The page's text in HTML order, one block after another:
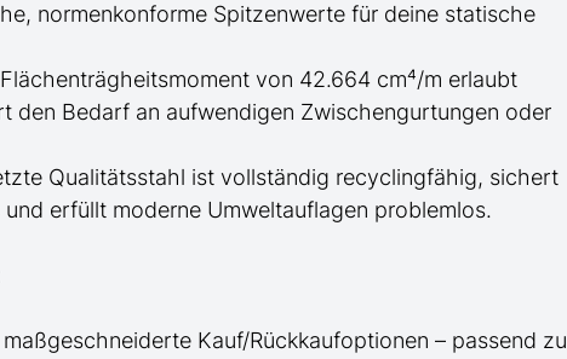
normenkonforme Spitzenwerte für deine statische
von 42.664 cm⁴/m erlaubt
den Bedarf an aufwendigen Zwischengurtungen oder
Qualitätsstahl ist vollständig recyclingfähig, sichert
erfüllt moderne Umweltauflagen problemlos.
Kauf/Rückkaufoptionen – passend zu